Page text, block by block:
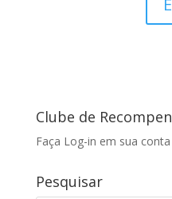
Clube de
Faça Log-in em sua
Pesquisar